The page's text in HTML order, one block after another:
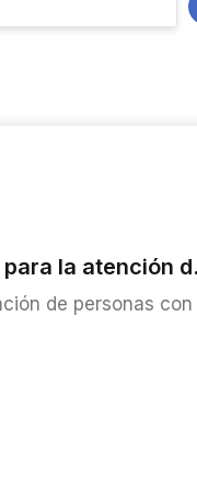
la atención
de personas